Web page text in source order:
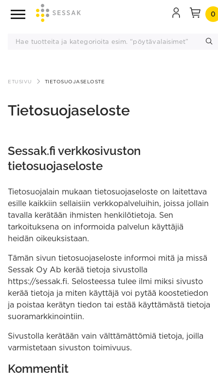
Siirry
0
ETUSIVU TIETOSUOJASELOSTE
Tietosuojaseloste
Sessak.fi verkkosivuston
tietosuojaseloste
Tietosuojalain mukaan tietosuojaseloste on laitettava
esille kaikkiin sellaisiin verkkopalveluihin, joissa jollain
tavalla kerätään ihmisten henkilötietoja. Sen
tarkoituksena on informoida palvelun käyttäjiä
heidän oikeuksistaan.
Tämän sivun tietosuojaseloste informoi mitä ja missä
Sessak Oy Ab kerää tietoja sivustolla
https://sessak.fi. Selosteessa tulee ilmi miksi sivusto
kerää tietoja ja miten käyttäjä voi pytää koostetiedon
ja poistaa kerätyn tiedon tai estää käyttämästä tietoja
suoramarkkinointiin.
Sivustolla kerätään vain välttämättömiä tietoja, joilla
varmistetaan sivuston toimivuus.
Kommentit